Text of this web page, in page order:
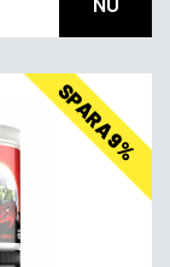
SPARA 9%